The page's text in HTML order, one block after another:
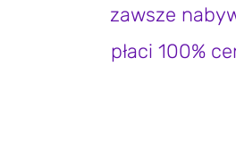
zawsze
płaci 100%